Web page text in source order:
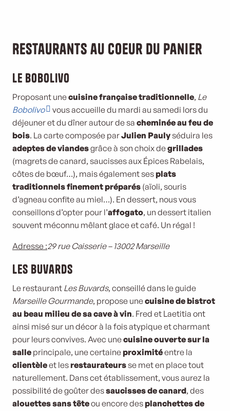
Restaurants au coeur du Panier
Le Bobolivo
Proposant unecuisine française traditionnelle, Le
Bobolivo
vous accueille du mardi au samedi lors du
déjeuner et du dîner autour de sa cheminée au feu de
bois. La carte composée parJulien Paulyséduira les
adeptes de viandesgrâce à son choix degrillades
(magrets de canard, saucisses aux Épices Rabelais,
côtes de bœuf…), mais également ses plats
traditionnels finement préparés (aïoli, souris
d’agneau confite au miel…). En dessert, nous vous
conseillons d’opter pour l’affogato, un dessert italien
souvent méconnu mêlant glace et café. Un régal !
Adresse :29 rue Caisserie – 13002 Marseille
Les Buvards
Le restaurant Les Buvards, conseillé dans le guide
Marseille Gourmande, propose unecuisine de bistrot
au beau milieu de sa cave à vin. Fred et Laetitia ont
ainsi misé sur un décor à la fois atypique et charmant
pour leurs convives. Avec unecuisine ouverte sur la
salle principale, une certaine proximitéentre la
clientèleet les restaurateursse met en place tout
naturellement. Dans cet établissement, vous aurez la
possibilité de goûter dessaucisses de canard, des
alouettes sans têteou encore des planchettes de